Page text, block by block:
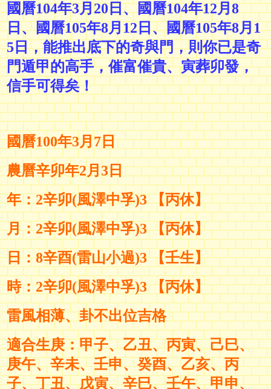
國曆104年3月20日、國曆104年12月8
日、國曆105年8月12日、國曆105年8月1
5日，能推出底下的奇與門，則你已是奇
門遁甲的高手，催富催貴、寅葬卯發，
信手可得矣！
國曆100年3月7日
農曆辛卯年2月3日
年：2辛卯(風澤中孚)3 【丙休】
月：2辛卯(風澤中孚)3 【丙休】
日：8辛酉(雷山小過)3 【壬生】
時：2辛卯(風澤中孚)3 【丙休】
雷風相薄、卦不出位吉格
適合生庚：甲子、乙丑、丙寅、己巳、
庚午、辛未、壬申、癸酉、乙亥、丙
子、丁丑、戊寅、辛巳、壬午、甲申、